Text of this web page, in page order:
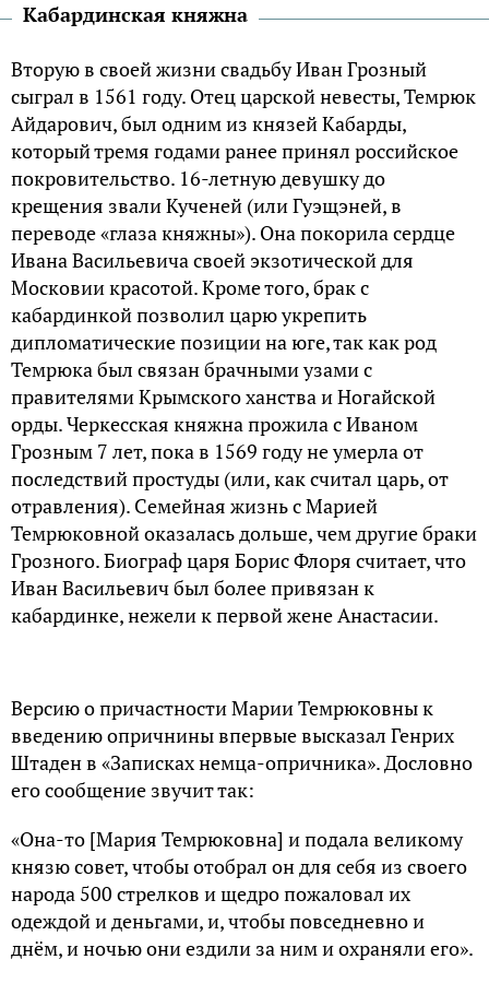
Кабардинская княжна
Вторую в своей жизни свадьбу Иван Грозный
сыграл в 1561 году. Отец царской невесты, Темрюк
Айдарович, был одним из князей Кабарды,
который тремя годами ранее принял российское
покровительство. 16-летную девушку до
крещения звали Кученей (или Гуэщэней, в
переводе «глаза княжны»). Она покорила сердце
Ивана Васильевича своей экзотической для
Московии красотой. Кроме того, брак с
кабардинкой позволил царю укрепить
дипломатические позиции на юге, так как род
Темрюка был связан брачными узами с
правителями Крымского ханства и Ногайской
орды. Черкесская княжна прожила с Иваном
Грозным 7 лет, пока в 1569 году не умерла от
последствий простуды (или, как считал царь, от
отравления). Семейная жизнь с Марией
Темрюковной оказалась дольше, чем другие браки
Грозного. Биограф царя Борис Флоря считает, что
Иван Васильевич был более привязан к
кабардинке, нежели к первой жене Анастасии.
Версию о причастности Марии Темрюковны к
введению опричнины впервые высказал Генрих
Штаден в «Записках немца-опричника». Дословно
его сообщение звучит так:
«Она-то [Мария Темрюковна] и подала великому
князю совет, чтобы отобрал он для себя из своего
народа 500 стрелков и щедро пожаловал их
одеждой и деньгами, и, чтобы повседневно и
днём, и ночью они ездили за ним и охраняли его».